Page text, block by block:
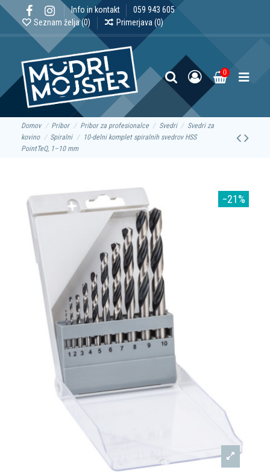
Info in kontakt
059 943 605
Seznam želja (0) Primerjava (0)
0
Domov Pribor Pribor za profesionalce Svedri
Svedri za
kovino
Spiralni
10-delni komplet spiralnih svedrov HSS
PointTeQ, 1–10 mm
−21%